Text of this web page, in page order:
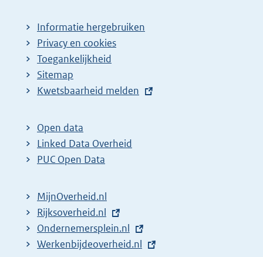
Informatie hergebruiken
Privacy en cookies
Toegankelijkheid
Sitemap
E
t
e
r
l
i
n
k
Kwetsbaarheid melden
Open data
Linked Data Overheid
PUC Open Data
MijnOverheid.nl
E
x
t
Rijksoverheid.nl
e
x
E
x
Ondernemersplein.nl
e
E
Werkenbijdeoverheid.nl